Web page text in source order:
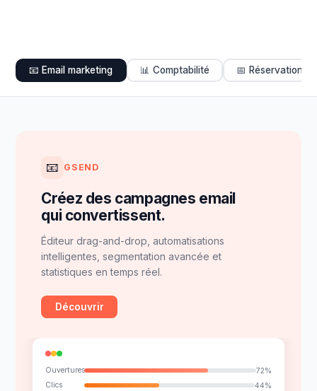
📧 Email marketing 📊 Comptabilité 📅 Réservations
📧 GSEND
Créez des campagnes email
qui convertissent.
Éditeur drag-and-drop, automatisations
intelligentes, segmentation avancée et
statistiques en temps réel.
Découvrir
Ouvertures 72%
Clics 44%